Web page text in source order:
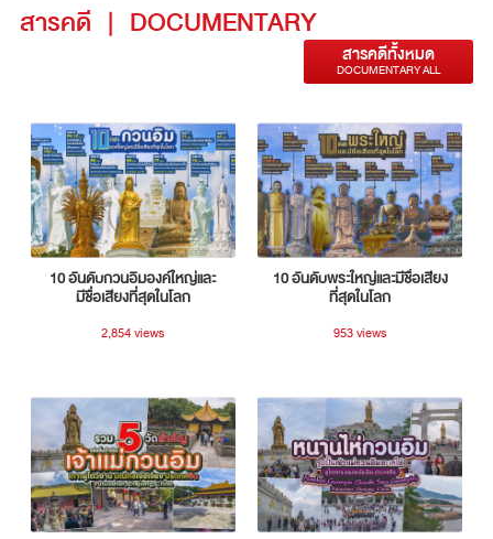
สารคดี | DOCUMENTARY
สารคดีทั้งหมด
DOCUMENTARY ALL
10 อันดับกวนอิมองค์ใหญ่และ
มีชื่อเสียงที่สุดในโลก
2,854 views
10 อันดับพระใหญ่และมีชื่อเสียง
ที่สุดในโลก
953 views